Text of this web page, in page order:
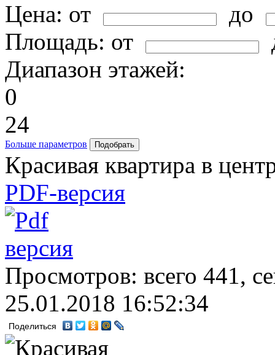
Цена: от
до
Площадь: от
Диапазон этажей:
0
24
Больше параметров
Красивая квартира в
PDF-версия
Просмотров: всего 441,
25.01.2018 16:52:34
Поделиться